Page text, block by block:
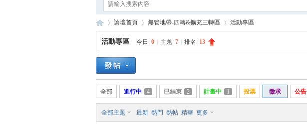
»
論壇首頁 無管地帶-四轉&擴充三轉區 活動專區
活動專區 今日: 0 主題: 7 排名: 13
全部 進行中 4 已結束 2 計畫中 1 投票 徵求 公告
全部主題 最新 熱門 熱帖 精華 更多